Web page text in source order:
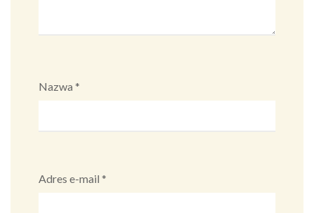
Nazwa *
Adres e-mail *